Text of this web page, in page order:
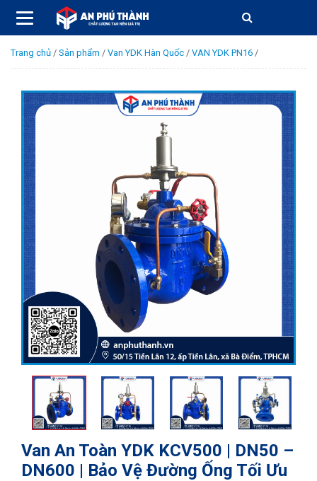
Trang chủ / Sản phẩm / Van YDK Hàn Quốc / VAN YDK PN16 /
Van An Toàn YDK KCV500 | DN50 –
DN600 | Bảo Vệ Đường Ống Tối Ưu